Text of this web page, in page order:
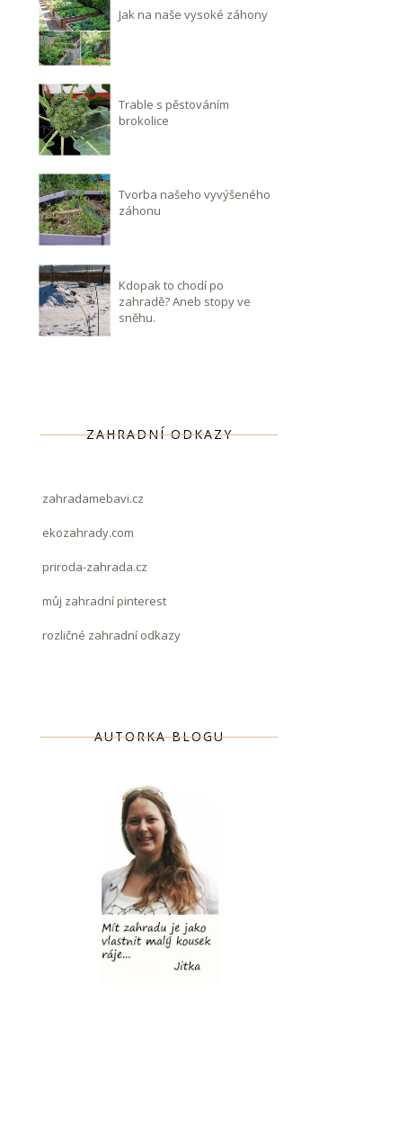
Jak na naše vysoké záhony
Trable s pěstováním
brokolice
Tvorba našeho vyvýšeného
záhonu
Kdopak to chodí po
zahradě? Aneb stopy ve
sněhu.
ZAHRADNÍ ODKAZY
zahradamebavi.cz
ekozahrady.com
priroda-zahrada.cz
můj zahradní pinterest
rozličné zahradní odkazy
AUTORKA BLOGU